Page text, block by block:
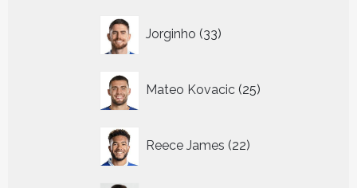
Jorginho 33
producten
Mateo Kovacic 25
producten
Reece James 22
producten